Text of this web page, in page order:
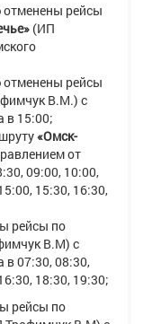
отменены рейсы
(ИП
отменены рейсы
В.М.) с
в 15:00;
«Омск-
от
09:00, 10:00,
15:30, 16:30,
рейсы по
В.М) с
в07:30, 08:30,
18:30, 19:30;
рейсы по